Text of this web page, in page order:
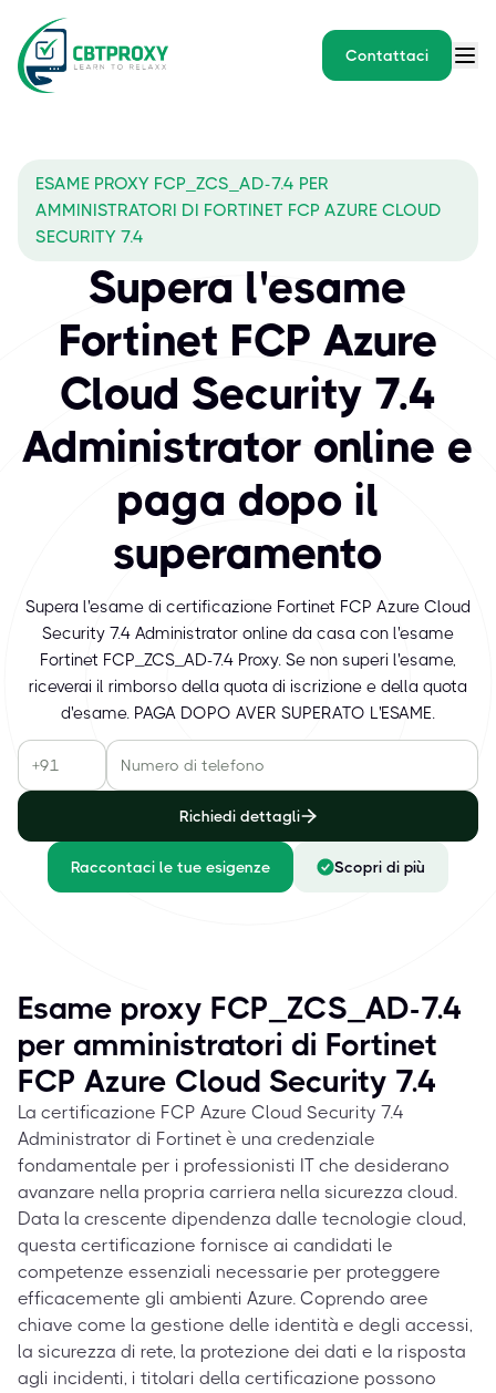
Contattaci
ESAME PROXY FCP_ZCS_AD-7.4 PER
AMMINISTRATORI DI FORTINET FCP AZURE CLOUD
SECURITY 7.4
Supera l'esame
Fortinet FCP Azure
Cloud Security 7.4
Administrator online e
paga dopo il
superamento
Supera l'esame di certificazione Fortinet FCP Azure Cloud
Security 7.4 Administrator online da casa con l'esame
Fortinet FCP_ZCS_AD-7.4 Proxy. Se non superi l'esame,
riceverai il rimborso della quota di iscrizione e della quota
d'esame. PAGA DOPO AVER SUPERATO L'ESAME.
Richiedi dettagli
Raccontaci le tue esigenze Scopri di più
Esame proxy FCP_ZCS_AD-7.4
per amministratori di Fortinet
FCP Azure Cloud Security 7.4
La certificazione FCP Azure Cloud Security 7.4
Administrator di Fortinet è una credenziale
fondamentale per i professionisti IT che desiderano
avanzare nella propria carriera nella sicurezza cloud.
Data la crescente dipendenza dalle tecnologie cloud,
questa certificazione fornisce ai candidati le
competenze essenziali necessarie per proteggere
efficacemente gli ambienti Azure. Coprendo aree
chiave come la gestione delle identità e degli accessi,
la sicurezza di rete, la protezione dei dati e la risposta
agli incidenti, i titolari della certificazione possono